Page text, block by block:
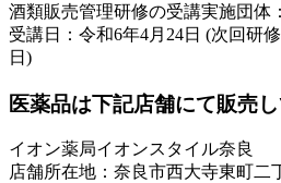
酒類販売管理研修の受講実施団体
受講日：令和6年4月24日 (次回研
日)
医薬品は下記店舗にて販売し
イオン薬局イオンスタイル奈良
店舗所在地：奈良市西大寺東町二